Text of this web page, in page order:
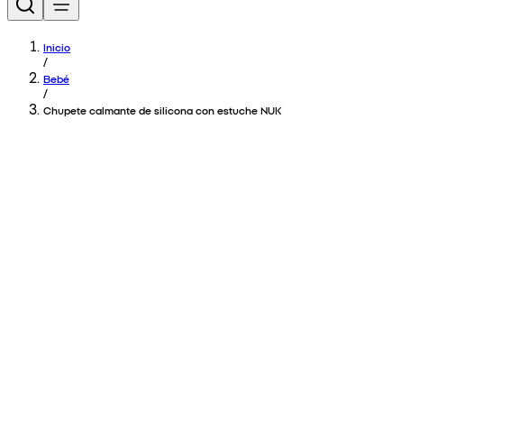
Inicio
/
Bebé
/
Chupete calmante de silicona con estuche NUK